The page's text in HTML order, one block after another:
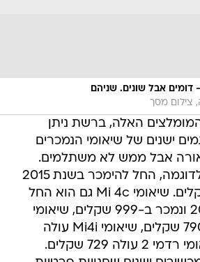
רדמי נוט 4 ורדמי נוט 4X - דומים אבל שונים. שניהם
צילום מסך
האלה, ברשת ניתן
ישנים של שיאומי הנמכרים
אבל ממש לא משתלמים.
שיאומי Mi Note, לדוגמה, החל להימכר בשנת 2015
ועולה כיום 890 שקלים. שיאומי Mi 4c גם הוא החל
להימכר בשנת 2015 ונמכר ב-999 שקלים, שיאומי
Redmi 3X עולה 790 שקלים, שיאומי Mi4i עולה
1,099 שקלים ושיאומי רדמי 2 עולה 729 שקלים.